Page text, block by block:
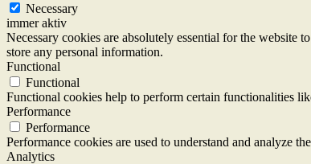
Necessary
immer aktiv
Necessary cookies are absolutely essential for the website
store any personal information.
Functional
Functional
Functional cookies help to perform certain functionalities
Performance
Performance
Performance cookies are used to understand and analyze
Analytics